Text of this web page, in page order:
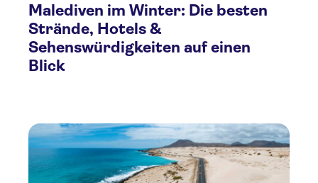
Malediven im Winter: Die besten
Strände, Hotels &
Sehenswürdigkeiten auf einen
Blick